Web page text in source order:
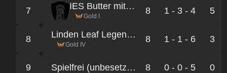
7 IES Butter mit die Fische
Gold I
8 1 - 3 - 4 5
8 Linden Leaf Legends Hanover
Gold IV
8 1 - 1 - 6 3
9 Spielfrei (unbesetzter Platz der Liga) 8 0 - 0 - 5 0